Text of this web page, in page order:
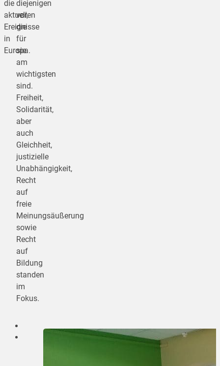
die
aktuellen
Ereignisse
in
Europa.
diejenigen
vor,
die
für
sie
am
wichtigsten
sind.
Freiheit,
Solidarität,
aber
auch
Gleichheit,
justizielle
Unabhängigkeit,
Recht
auf
freie
Meinungsäußerung
sowie
Recht
auf
Bildung
standen
im
Fokus.